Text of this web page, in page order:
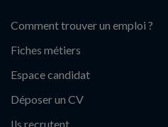
Comment trouver un emploi ?
Fiches métiers
Espace candidat
Déposer un CV
Ils recrutent